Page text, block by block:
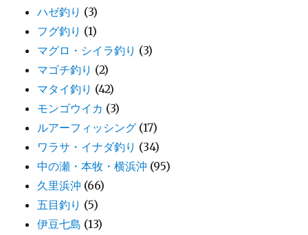
ハゼ釣り (3)
フグ釣り (1)
マグロ・シイラ釣り (3)
マゴチ釣り (2)
マタイ釣り (42)
モンゴウイカ (3)
ルアーフィッシング (17)
ワラサ・イナダ釣り (34)
中の瀬・本牧・横浜沖 (95)
久里浜沖 (66)
五目釣り (5)
伊豆七島 (13)